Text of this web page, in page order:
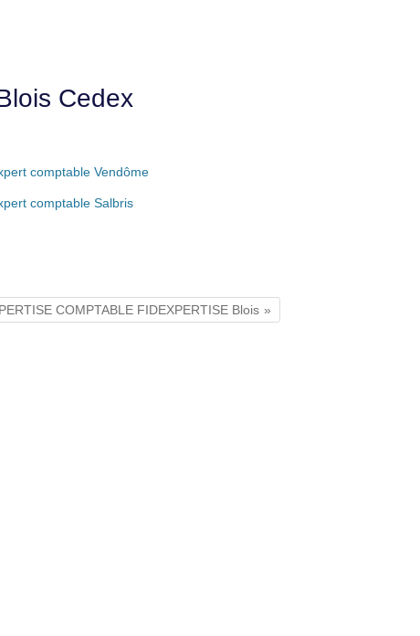
Cedex
comptable Vendôme
comptable Salbris
COMPTABLE FIDEXPERTISE Blois